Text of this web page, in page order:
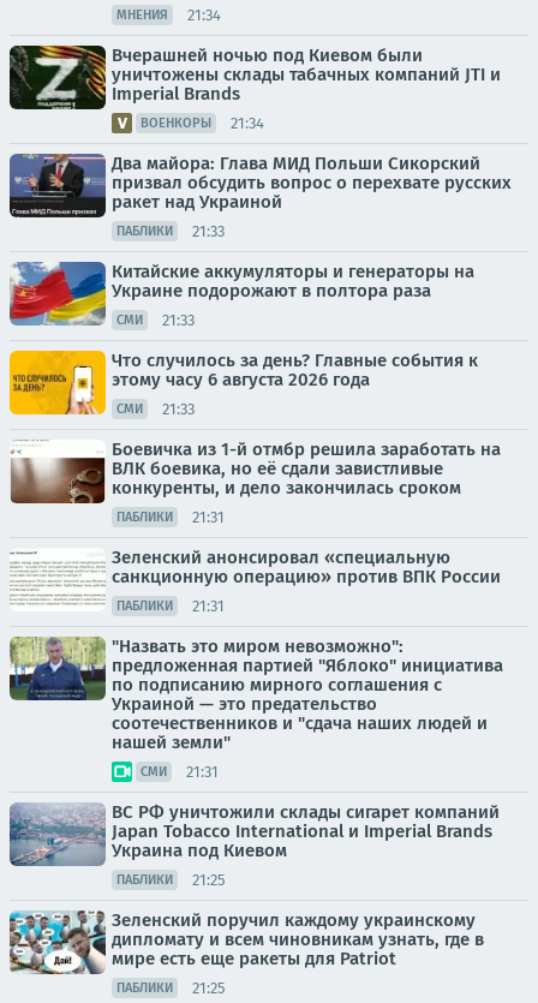
МНЕНИЯ 21:34
Вчерашней ночью под Киевом были
уничтожены склады табачных компаний JTI и
Imperial Brands
ВОЕНКОРЫ 21:34
Два майора: Глава МИД Польши Сикорский
призвал обсудить вопрос о перехвате русских
ракет над Украиной
ПАБЛИКИ 21:33
Китайские аккумуляторы и генераторы на
Украине подорожают в полтора раза
СМИ 21:33
Что случилось за день? Главные события к
этому часу 6 августа 2026 года
СМИ 21:33
Боевичка из 1-й отмбр решила заработать на
ВЛК боевика, но её сдали завистливые
конкуренты, и дело закончилась сроком
ПАБЛИКИ 21:31
Зеленский анонсировал «специальную
санкционную операцию» против ВПК России
ПАБЛИКИ 21:31
"Назвать это миром невозможно":
предложенная партией "Яблоко" инициатива
по подписанию мирного соглашения с
Украиной — это предательство
соотечественников и "сдача наших людей и
нашей земли"
СМИ 21:31
ВС РФ уничтожили склады сигарет компаний
Japan Tobacco International и Imperial Brands
Украина под Киевом
ПАБЛИКИ 21:25
Зеленский поручил каждому украинскому
дипломату и всем чиновникам узнать, где в
мире есть еще ракеты для Patriot
ПАБЛИКИ 21:25